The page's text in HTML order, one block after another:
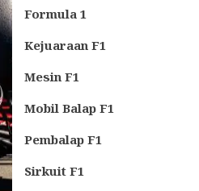
Formula 1
Kejuaraan F1
Mesin F1
Mobil Balap F1
Pembalap F1
Sirkuit F1